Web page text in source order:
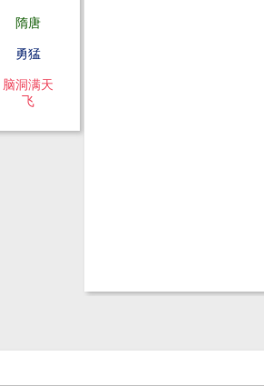
隋唐
勇猛
脑洞满天
飞